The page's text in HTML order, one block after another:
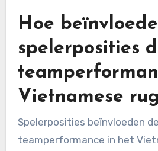
Hoe
spelerposities
Vietnamese
Spelerposities beïnvloeden de
teamperformance in het